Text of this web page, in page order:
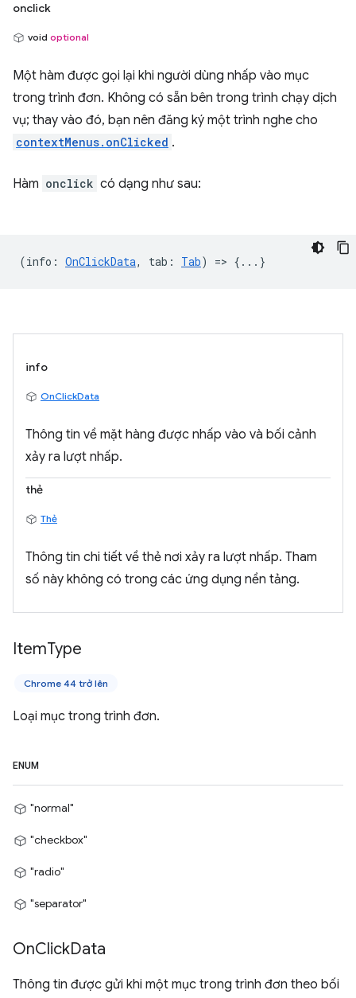
onclick
void optional
Một hàm được gọi lại khi người dùng nhấp vào mục
trong trình đơn. Không có sẵn bên trong trình chạy dịch
vụ; thay vào đó, bạn nên đăng ký một trình nghe cho
contextMenus.onClicked .
Hàm onclick có dạng như sau:
(info : OnClickData, tab : Tab) => {...}
info
OnClickData
Thông tin về mặt hàng được nhấp vào và bối cảnh
xảy ra lượt nhấp.
thẻ
Thẻ
Thông tin chi tiết về thẻ nơi xảy ra lượt nhấp. Tham
số này không có trong các ứng dụng nền tảng.
ItemType
Chrome 44 trở lên
Loại mục trong trình đơn.
ENUM
"normal"
"checkbox"
"radio"
"separator"
OnClickData
Thông tin được gửi khi một mục trong trình đơn theo bối